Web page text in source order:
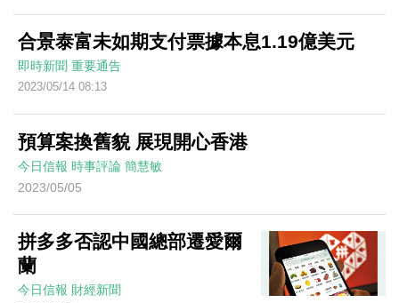
合景泰富未如期支付票據本息1.19億美元
即時新聞 重要通告
2023/05/14 08:13
預算案換舊貌 展現開心香港
今日信報 時事評論 簡慧敏
2023/05/05
拼多多否認中國總部遷愛爾
蘭
今日信報 財經新聞